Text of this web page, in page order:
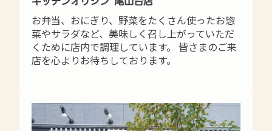
お弁当、おにぎり、野菜をたくさん使ったお惣
菜やサラダなど、美味しく召し上がっていただ
くために店内で調理しています。 皆さまのご来
店を心よりお待ちしております。